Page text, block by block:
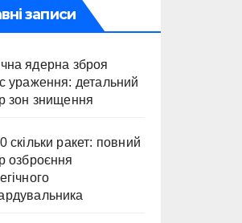
записи
ядерна зброя
ураження: детальний
зон знищення
скільки ракет: повний
озброєння